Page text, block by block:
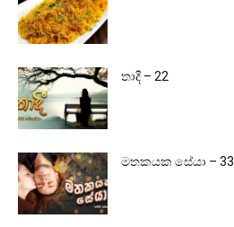
තාදී – 22
මතකයක සේයා – 33